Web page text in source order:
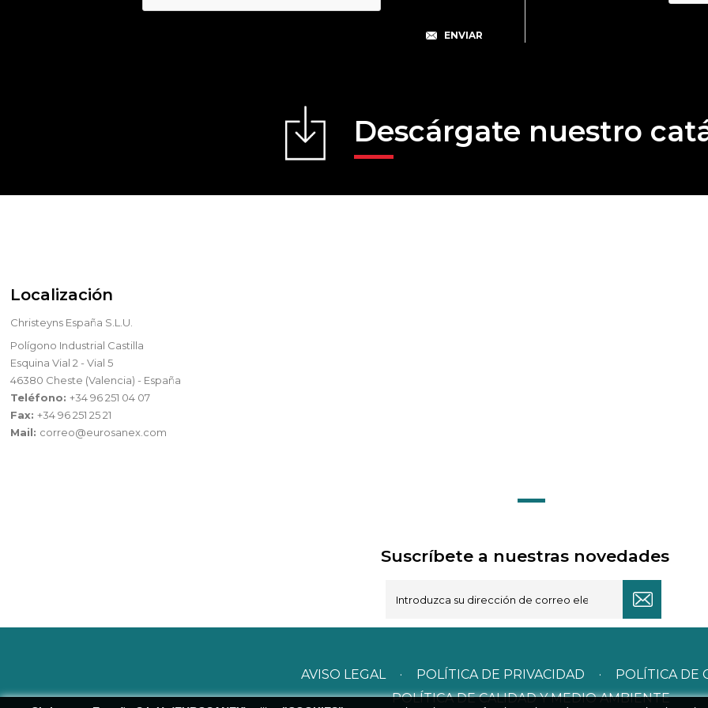
Descárgate nuestro
Localización
Christeyns España S.L.U.
Polígono Industrial Castilla
Esquina Vial 2 - Vial 5
46380 Cheste (Valencia) - España
Teléfono:+34 96 251 04 07
Fax:+34 96 251 25 21
Mail: correo@eurosanex.com
Suscríbete a nuestras novedades
AVISO LEGAL · POLÍTICA DE PRIVACIDAD ·
POLÍTICA DE
POLÍTICA DE CALIDAD Y MEDIO AMBIENTE